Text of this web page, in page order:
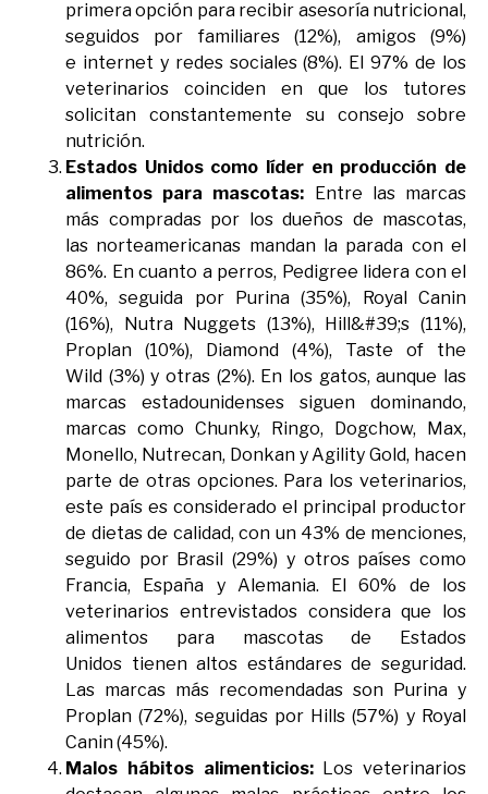
primera opción para recibir asesoría nutricional,
seguidos por familiares (12%), amigos (9%)
e internet y redes sociales (8%). El 97% de los
veterinarios coinciden en que los tutores
solicitan constantemente su consejo sobre
nutrición.
Estados Unidos como líder en producción de
alimentos para mascotas: Entre las marcas
más compradas por los dueños de mascotas,
las norteamericanas mandan la parada con el
86%. En cuanto a perros, Pedigree lidera con el
40%, seguida por Purina (35%), Royal Canin
(16%), Nutra Nuggets (13%), Hill&#39;s (11%),
Proplan (10%), Diamond (4%), Taste of the
Wild (3%) y otras (2%). En los gatos, aunque las
marcas estadounidenses siguen dominando,
marcas como Chunky, Ringo, Dogchow, Max,
Monello, Nutrecan, Donkan y Agility Gold, hacen
parte de otras opciones. Para los veterinarios,
este país es considerado el principal productor
de dietas de calidad, con un 43% de menciones,
seguido por Brasil (29%) y otros países como
Francia, España y Alemania. El 60% de los
veterinarios entrevistados considera que los
alimentos para mascotas de Estados
Unidos tienen altos estándares de seguridad.
Las marcas más recomendadas son Purina y
Proplan (72%), seguidas por Hills (57%) y Royal
Canin (45%).
Malos hábitos alimenticios:Los veterinarios